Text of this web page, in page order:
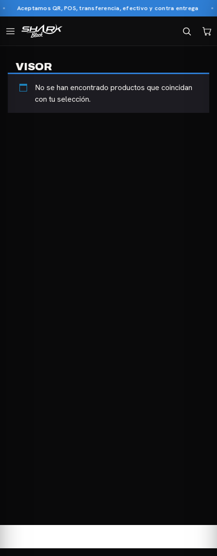
Aceptamos QR, POS, transferencia, efectivo y contra entrega
VISOR
No se han encontrado productos que coincidan
con tu selección.